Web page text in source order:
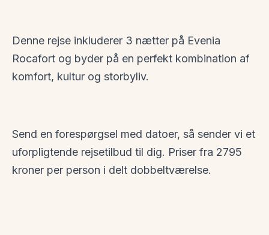
Denne rejse inkluderer 3 nætter på Evenia
Rocafort og byder på en perfekt kombination af
komfort, kultur og storbyliv.
Send en forespørgsel med datoer, så sender vi et
uforpligtende rejsetilbud til dig. Priser fra 2795
kroner per person i delt dobbeltværelse.